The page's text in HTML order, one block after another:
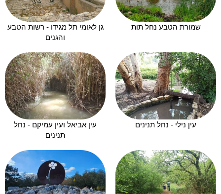
שמורת הטבע נחל תות
גן לאומי תל מגידו - רשות הטבע
והגנים
עין נילי - נחל תנינים
עין אביאל ועין עמיקם - נחל
תנינים